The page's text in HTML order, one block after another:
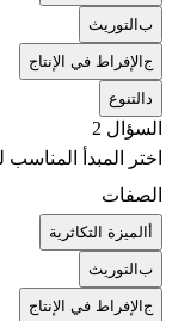
بالتوريث
جالإفراط في الإنتاج
التنوع
السؤال 2
اختر المبدأ
الصفات
الميزة التكاثرية
بالتوريث
جالإفراط في الإنتاج